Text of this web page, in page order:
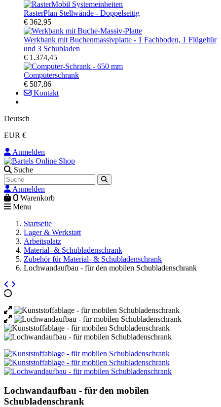
RasterPlan Stellwände - Doppelseitig
€ 362,95
Werkbank mit Buchenmassivplatte - 1 Fachboden, 1 Flügeltür
und 3 Schubladen
€ 1.374,45
Computerschrank
€ 587,86
Kontakt
Deutsch
EUR €
Anmelden
Suche
Anmelden
0 Warenkorb
Menu
Startseite
Lager & Werkstatt
Arbeitsplatz
Material- & Schubladenschrank
Zubehör für Material- & Schubladenschrank
Lochwandaufbau - für den mobilen Schubladenschrank
Lochwandaufbau - für den mobilen
Schubladenschrank